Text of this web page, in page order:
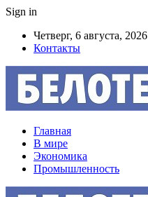
Sign in
Четверг, 6 августа, 2026
Контакты
Главная
В мире
Экономика
Промышленность